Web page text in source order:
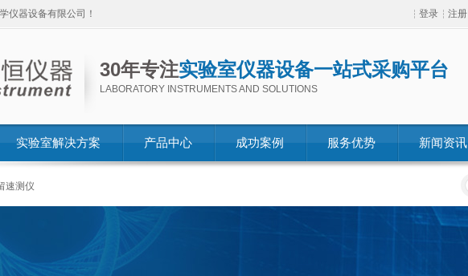
登录 注册
仪器设备有限公司！
30年专注实验室仪器设备一站式采购平台
LABORATORY INSTRUMENTS AND SOLUTIONS
实验室解决方案 产品中心 成功案例 服务优势 新闻资讯
速测仪